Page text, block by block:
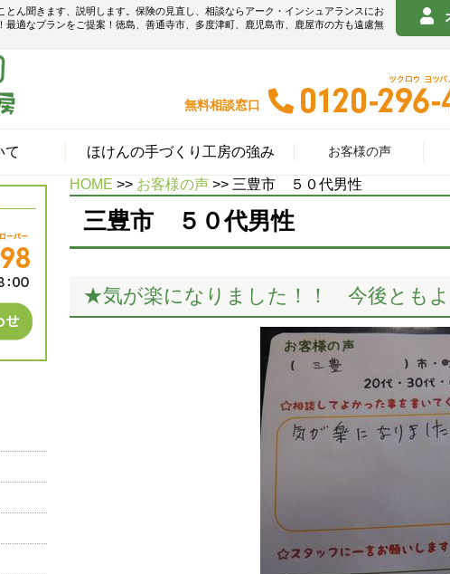
とん聞きます、説明します。保険の見直し、相談ならアーク・インシュアランスにお
最適なプランをご提案！徳島、善通寺市、多度津町、鹿児島市、鹿屋市の方も遠慮無
無料相談窓口
て ほけんの手づくり工房の強み お客様の声
HOME >> お客様の声 >> 三豊市 ５０代男性
三豊市 ５０代男性
★気が楽になりました！！ 今後とも